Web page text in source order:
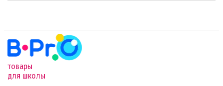
товары
для школы